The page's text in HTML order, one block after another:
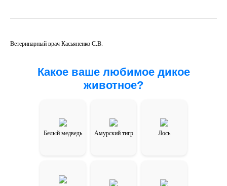
Ветеринарный врач Касьяненко С.В.
Какое ваше любимое дикое
животное?
Белый медведь Амурский тигр Лось